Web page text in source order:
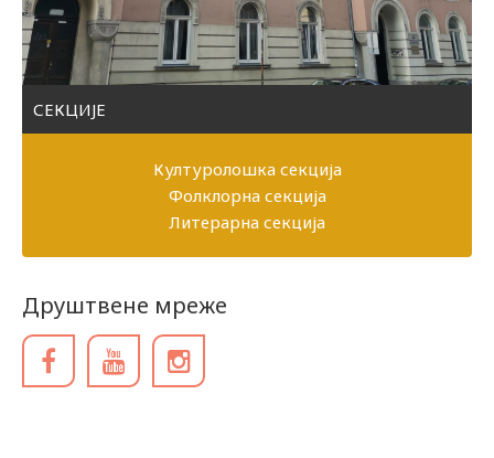
СЕКЦИЈЕ
Културолошка секција
Фолклорна секција
Литерарна секција
Друштвене мреже